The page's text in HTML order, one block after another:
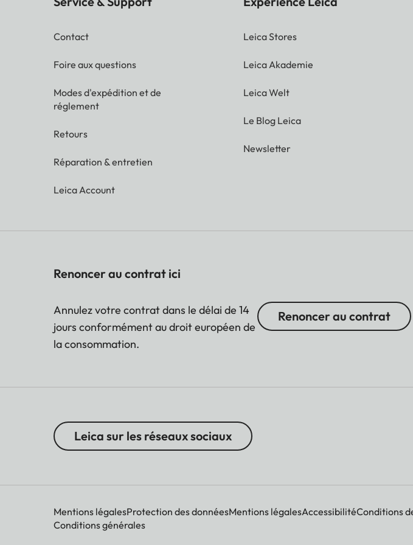
Contact
Foire aux questions
Modes d'expédition et de
réglement
Retours
Réparation & entretien
Leica Account
Leica Stores
Leica Akademie
Leica Welt
Le Blog Leica
Newsletter
Renoncer au contrat ici
Annulez votre contrat dans le délai de 14
jours conformément au droit européen de
la consommation.
Renoncer au contrat
Leica sur les réseaux sociaux
Mentions légalesProtection des donnéesMentions légalesAccessibilitéConditions
Conditions générales